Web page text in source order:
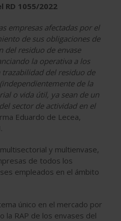
RD 1055/2022
empresas afectadas por el
de sus obligaciones de
del residuo de envase
la operativa a los
del residuo de
de la
o vida útil, ya sean de un
sector de actividad en el
Eduardo de Lecea,
y multienvase,
de todos los
empleados en el ámbito
único en el mercado por
la RAP de los envases del